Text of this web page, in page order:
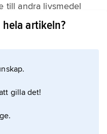
till andra livsmedel
stekta utan
kycklingbröst, som
artikeln?
gilla det!